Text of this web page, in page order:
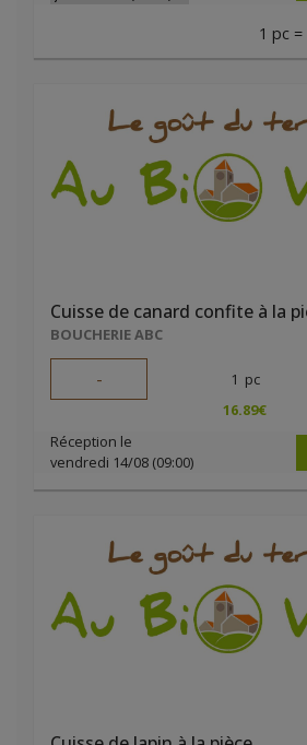
1 pc
Cuisse de canard confite à la
BOUCHERIE ABC
- 1 pc
16.89€
Réception le
vendredi 14/08 (09:00)